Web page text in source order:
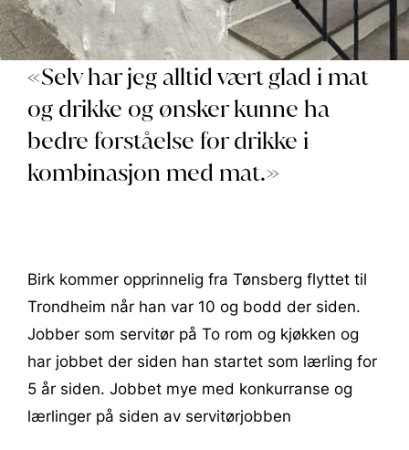
«Selv har jeg alltid vært glad i mat
og drikke og ønsker kunne ha
bedre forståelse for drikke i
kombinasjon med mat.»
Birk kommer opprinnelig fra Tønsberg flyttet til
Trondheim når han var 10 og bodd der siden.
Jobber som servitør på To rom og kjøkken og
har jobbet der siden han startet som lærling for
5 år siden. Jobbet mye med konkurranse og
lærlinger på siden av servitørjobben